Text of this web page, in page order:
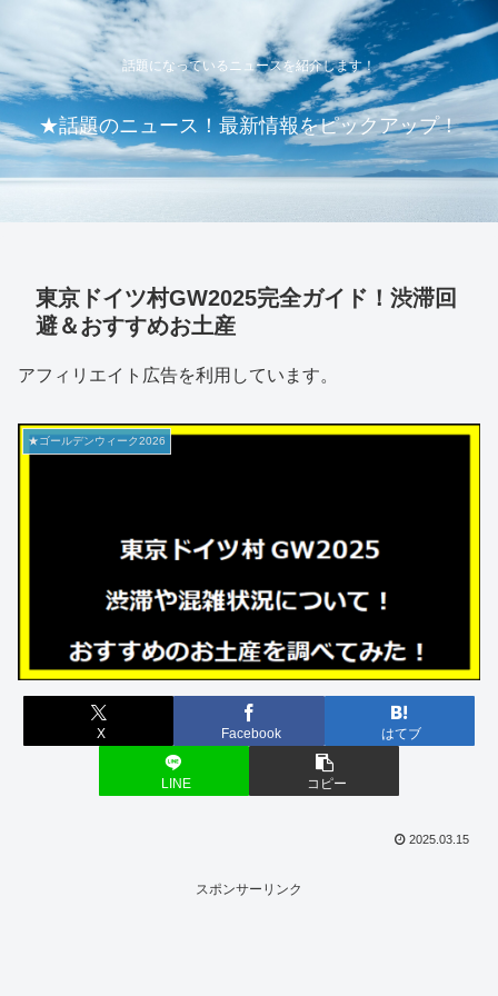
話題になっているニュースを紹介します！
★話題のニュース！最新情報をピックアップ！
東京ドイツ村GW2025完全ガイド！渋滞回
避＆おすすめお土産
アフィリエイト広告を利用しています。
★ゴールデンウィーク2026
X Facebook はてブ
LINE コピー
2025.03.15
スポンサーリンク